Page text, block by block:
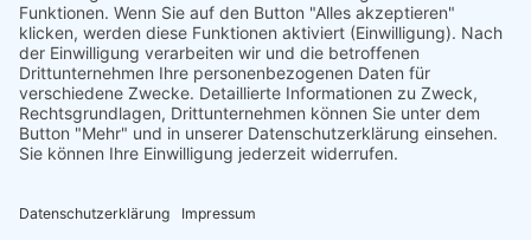
Unterstützen
Ihr könnt uns bei der Arbeit unterstützen, Artikel einreichen,
Abonnenten sein, Werbung schalten oder Kooperationspartner
werden.
Diese Arbeit ist nur durch eure Unterstützung möglich.
JETZT UNTERSTÜTZEN